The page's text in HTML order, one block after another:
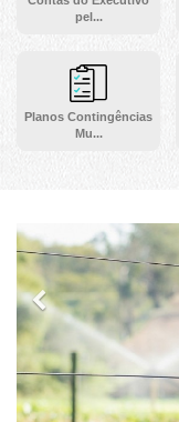
pel...
Planos Contingências
Mu...
Previous